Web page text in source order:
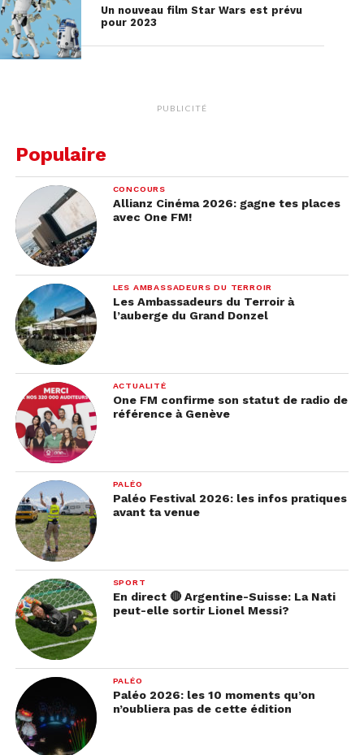
Un nouveau film Star Wars est prévu
pour 2023
PUBLICITÉ
Populaire
CONCOURS
Allianz Cinéma 2026: gagne tes places
avec One FM!
LES AMBASSADEURS DU TERROIR
Les Ambassadeurs du Terroir à
l’auberge du Grand Donzel
ACTUALITÉ
One FM confirme son statut de radio de
référence à Genève
PALÉO
Paléo Festival 2026: les infos pratiques
avant ta venue
SPORT
En direct 🔴 Argentine-Suisse: La Nati
peut-elle sortir Lionel Messi?
PALÉO
Paléo 2026: les 10 moments qu’on
n’oubliera pas de cette édition